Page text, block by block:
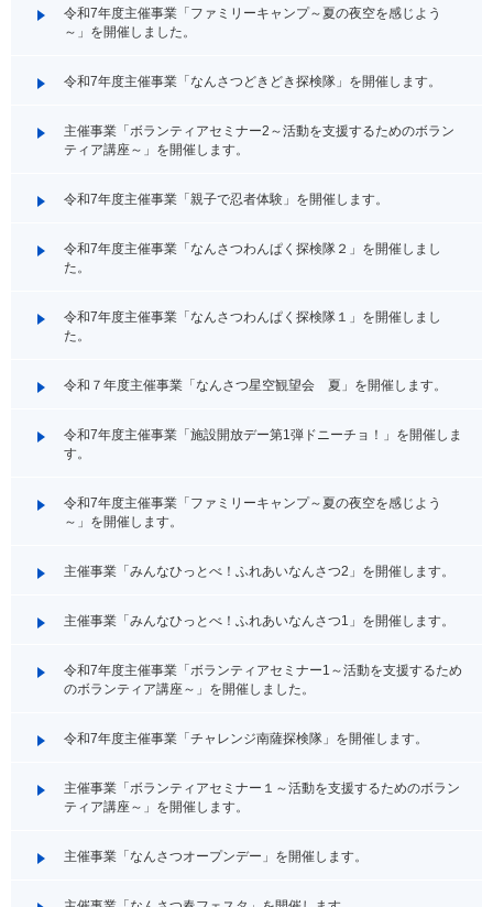
令和7年度主催事業「ファミリーキャンプ～夏の夜空を感じよう
～」を開催しました。
令和7年度主催事業「なんさつどきどき探検隊」を開催します。
主催事業「ボランティアセミナー2～活動を支援するためのボラン
ティア講座～」を開催します。
令和7年度主催事業「親子で忍者体験」を開催します。
令和7年度主催事業「なんさつわんぱく探検隊２」を開催しまし
た。
令和7年度主催事業「なんさつわんぱく探検隊１」を開催しまし
た。
令和７年度主催事業「なんさつ星空観望会 夏」を開催します。
令和7年度主催事業「施設開放デー第1弾ドニーチョ！」を開催しま
す。
令和7年度主催事業「ファミリーキャンプ～夏の夜空を感じよう
～」を開催します。
主催事業「みんなひっとべ！ふれあいなんさつ2」を開催します。
主催事業「みんなひっとべ！ふれあいなんさつ1」を開催します。
令和7年度主催事業「ボランティアセミナー1～活動を支援するため
のボランティア講座～」を開催しました。
令和7年度主催事業「チャレンジ南薩探検隊」を開催します。
主催事業「ボランティアセミナー１～活動を支援するためのボラン
ティア講座～」を開催します。
主催事業「なんさつオープンデー」を開催します。